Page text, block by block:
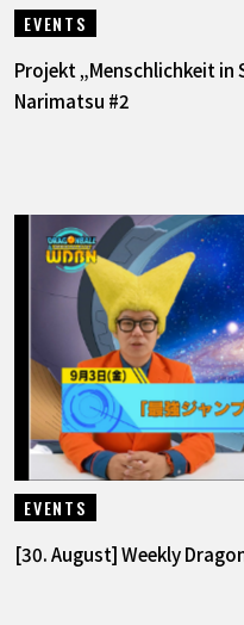
EVENTS
Projekt „Menschlichkeit in
Narimatsu #2
EVENTS
[30. August] Weekly